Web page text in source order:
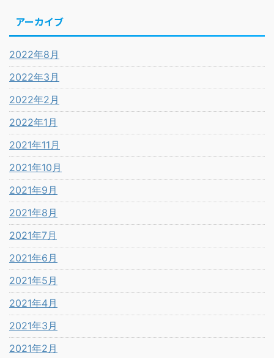
アーカイブ
2022年8月
2022年3月
2022年2月
2022年1月
2021年11月
2021年10月
2021年9月
2021年8月
2021年7月
2021年6月
2021年5月
2021年4月
2021年3月
2021年2月